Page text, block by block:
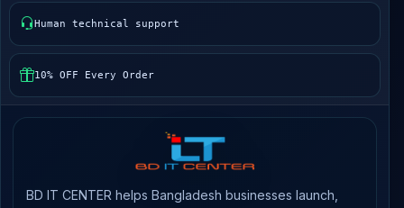
Human technical support
10% OFF Every Order
BD IT CENTER helps Bangladesh businesses launch,